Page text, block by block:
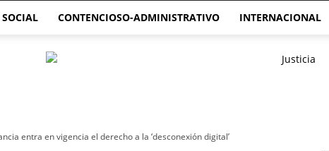
SOCIAL CONTENCIOSO-ADMINISTRATIVO INTERNACIONAL
entra en vigencia el derecho a la ‘desconexión digital’